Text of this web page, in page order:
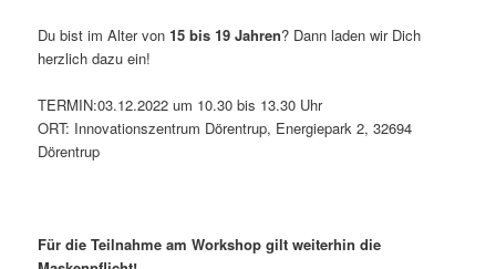
Du bist im Alter von15 bis 19 Jahren? Dann laden wir Dich
herzlich dazu ein!
TERMIN:03.12.2022 um 10.30 bis 13.30 Uhr
ORT: Innovationszentrum Dörentrup, Energiepark 2, 32694
Dörentrup
Für die Teilnahme am Workshop gilt weiterhin die